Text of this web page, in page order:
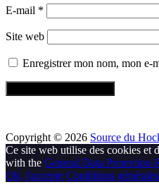
E-mail *
Site web
Enregistrer mon nom, mon e-
Copyright © 2026 Source du
Ce site web utilise des cookies et
with the General Data Protection
Ok, j'accepte Conditions générales